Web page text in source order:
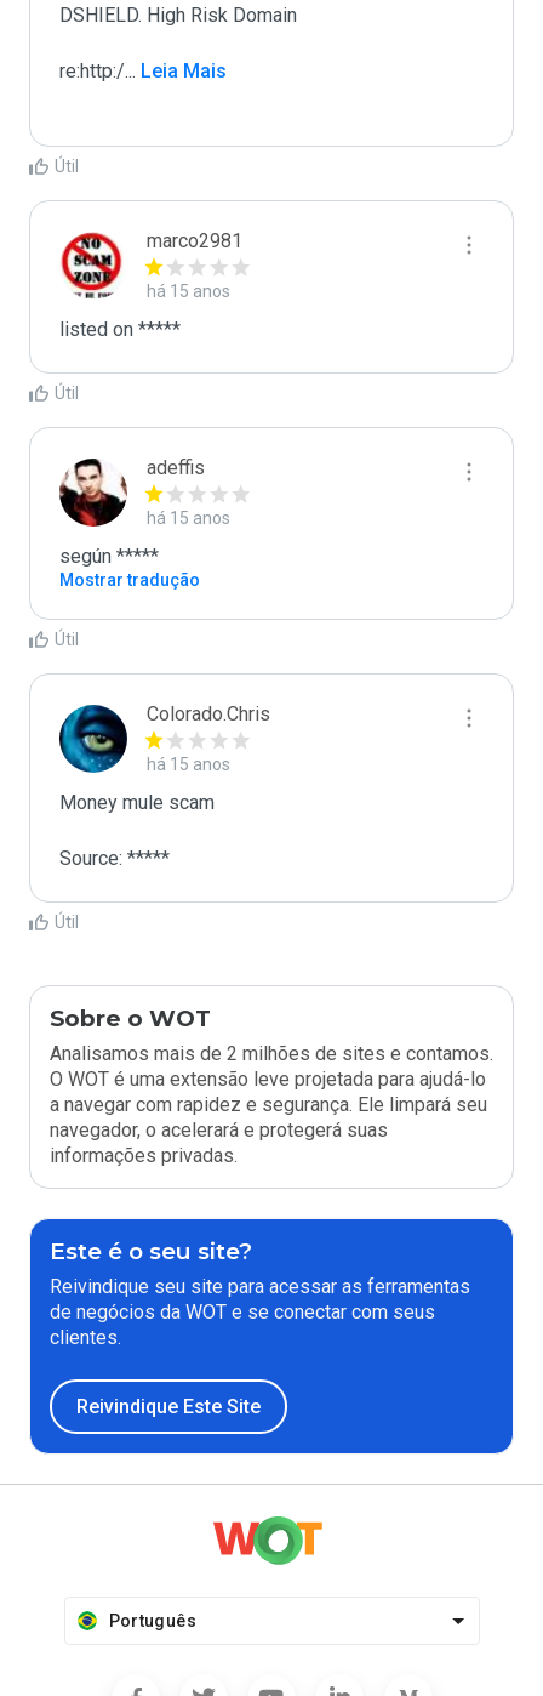
DSHIELD. High Risk Domain
re:http:/... Leia Mais
Útil
marco2981
há 15 anos
listed on *****
Útil
adeffis
há 15 anos
según *****
Mostrar tradução
Útil
Colorado.Chris
há 15 anos
Money mule scam
Source: *****
Útil
Sobre o WOT
Analisamos mais de 2 milhões de sites e contamos.
O WOT é uma extensão leve projetada para ajudá-lo
a navegar com rapidez e segurança. Ele limpará seu
navegador, o acelerará e protegerá suas
informações privadas.
Este é o seu site?
Reivindique seu site para acessar as ferramentas
de negócios da WOT e se conectar com seus
clientes.
Reivindique Este Site
Português